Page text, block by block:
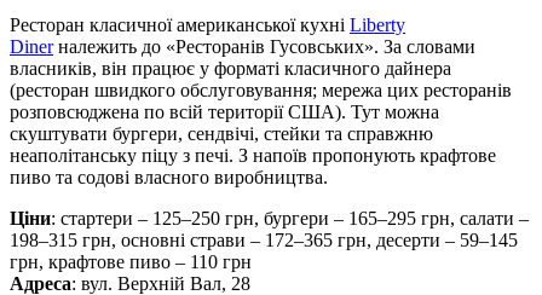
Ресторан класичної американської кухні Liberty
Dinerналежить до «Ресторанів Гусовських». За словами
власників, він працює у форматі класичного дайнера
(ресторан швидкого обслуговування; мережа цих ресторанів
розповсюджена по всій території США). Тут можна
скуштувати бургери, сендвічі, стейки та справжню
неаполітанську піцу з печі. З напоїв пропонують крафтове
пиво та содові власного виробництва.
Ціни: стартери – 125–250 грн, бургери – 165–295 грн, салати –
198–315 грн, основні страви – 172–365 грн, десерти – 59–145
грн, крафтове пиво – 110 грн
Адреса: вул. Верхній Вал, 28